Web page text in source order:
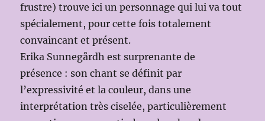
frustre) trouve ici un personnage qui lui va tout
spécialement, pour cette fois totalement
convaincant et présent.
Erika Sunnegårdh est surprenante de
présence : son chant se définit par
l’expressivité et la couleur, dans une
interprétation très ciselée, particulièrement